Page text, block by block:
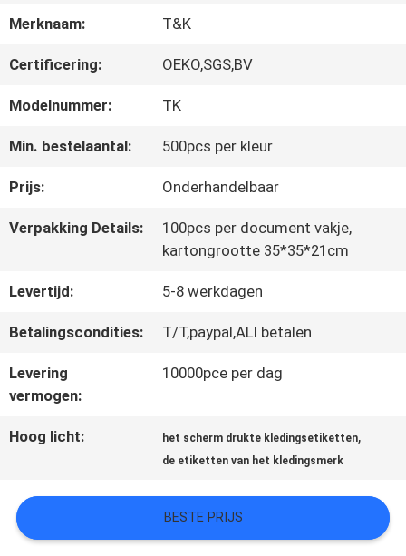
FABRIEKSREIS
CONTACTEER
ONS
ALLE
GEVALLEN
VR
SITEMAP
Merknaam: T&K
Certificering: OEKO,SGS,BV
Modelnummer: TK
Min. bestelaantal: 500pcs per kleur
Prijs: Onderhandelbaar
Verpakking Details:
100pcs per document vakje,
kartongrootte 35*35*21cm
Levertijd: 5-8 werkdagen
Betalingscondities: T/T,paypal,ALI betalen
Levering
vermogen:
10000pce per dag
Hoog licht: het scherm drukte kledingsetiketten,
de etiketten van het kledingsmerk
BESTE PRIJS